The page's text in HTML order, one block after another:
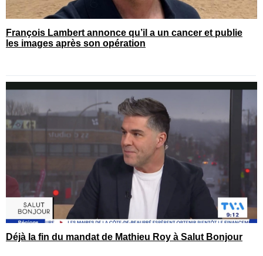
François Lambert annonce qu’il a un cancer et publie
les images après son opération
Déjà la fin du mandat de Mathieu Roy à Salut Bonjour